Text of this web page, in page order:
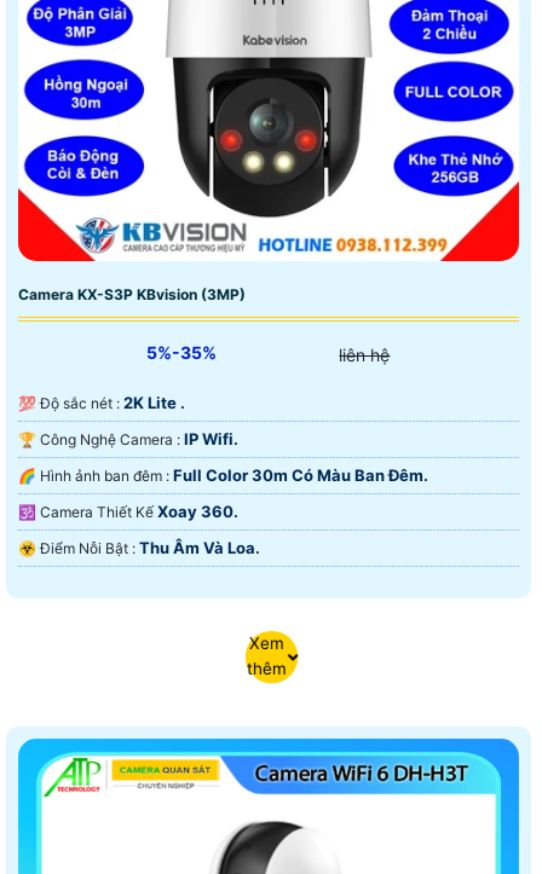
Camera KX-S3P KBvision (3MP)
5%-35% liên hệ
💯 Độ sắc nét : 2K Lite .
🏆 Công Nghệ Camera : IP Wifi.
🌈 Hình ảnh ban đêm : Full Color 30m Có Màu Ban Ðêm.
🕉️ Camera Thiết Kế Xoay 360.
️☣️ Điểm Nỗi Bật : Thu Âm Và Loa.
Xem
thêm